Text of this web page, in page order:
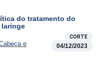
do tratamento do
laringe
CORTE
e
04/12/2023